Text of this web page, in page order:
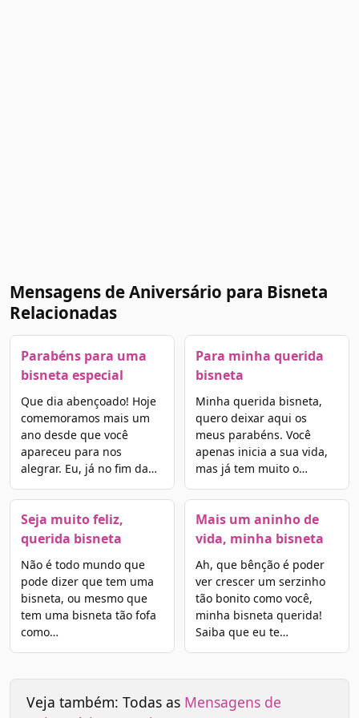
Mensagens de Aniversário para Bisneta
Relacionadas
Parabéns para uma
bisneta especial
Que dia abençoado! Hoje
comemoramos mais um
ano desde que você
apareceu para nos
alegrar. Eu, já no fim da…
Seja muito feliz,
querida bisneta
Não é todo mundo que
pode dizer que tem uma
bisneta, ou mesmo que
tem uma bisneta tão fofa
como…
Para minha querida
bisneta
Minha querida bisneta,
quero deixar aqui os
meus parabéns. Você
apenas inicia a sua vida,
mas já tem muito o…
Mais um aninho de
vida, minha bisneta
Ah, que bênção é poder
ver crescer um serzinho
tão bonito como você,
minha bisneta querida!
Saiba que eu te…
Veja também: Todas as Mensagens de